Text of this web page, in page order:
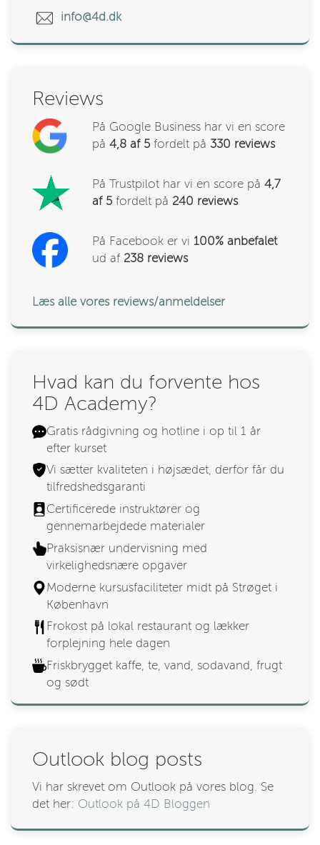
info@4d.dk
Reviews
På Google Business har vi en score
på 4,8 af 5 fordelt på 330 reviews
På Trustpilot har vi en score på 4,7
af 5 fordelt på 240 reviews
På Facebook er vi 100% anbefalet
ud af 238 reviews
Læs alle vores reviews/anmeldelser
Hvad kan du forvente hos
4D Academy?
Gratis rådgivning og hotline i op til 1 år
efter kurset
Vi sætter kvaliteten i højsædet, derfor får du
tilfredshedsgaranti
Certificerede instruktører og
gennemarbejdede materialer
Praksisnær undervisning med
virkelighedsnære opgaver
Moderne kursusfaciliteter midt på Strøget i
København
Frokost på lokal restaurant og lækker
forplejning hele dagen
Friskbrygget kaffe, te, vand, sodavand, frugt
og sødt
Outlook blog posts
Vi har skrevet om Outlook på vores blog. Se
det her: Outlook på 4D Bloggen